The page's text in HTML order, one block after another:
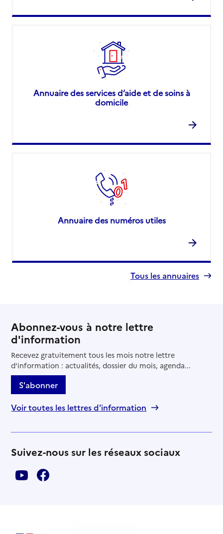
Annuaire des services d’aide et de soins à
domicile
Annuaire des numéros utiles
Tous les annuaires
Abonnez-vous à notre lettre
d'information
Recevez gratuitement tous les mois notre lettre
d'information : actualités, dossier du mois, agenda...
S'abonner
Voir toutes les lettres d'information
Suivez-nous sur les réseaux sociaux